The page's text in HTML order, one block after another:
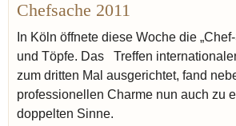
Wohlfahrt Harald
Bottura Massimo
Boer
Ralf Bos
Ruhl Thomas
Weltkulturerbe
Chefsache 2011
In Köln öffnete diese Woche die
und Töpfe. Das Treffen
zum dritten Mal ausgerichtet, fand
professionellen Charme nun auch zu
doppelten Sinne.